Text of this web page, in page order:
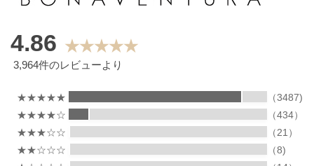
4.86 ★★★★★
3,964件のレビューより
★★★★★
（3487)
★★★★☆
（434）
★★★☆☆
（21）
★★☆☆☆
（8)